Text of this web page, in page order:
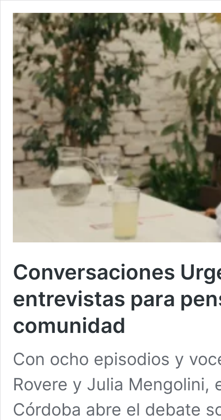
Conversaciones
entrevistas para
comunidad
Con ocho episodios y
Rovere y Julia Mengolini,
Córdoba abre el debate